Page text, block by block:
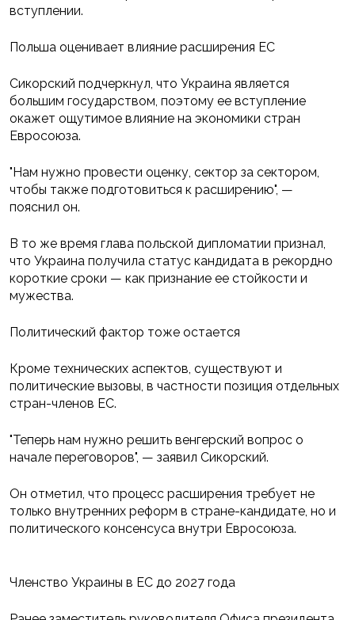
вступлении.
Польша оценивает влияние расширения ЕС
Сикорский подчеркнул, что Украина является
большим государством, поэтому ее вступление
окажет ощутимое влияние на экономики стран
Евросоюза.
"Нам нужно провести оценку, сектор за сектором,
чтобы также подготовиться к расширению", —
пояснил он.
В то же время глава польской дипломатии признал,
что Украина получила статус кандидата в рекордно
короткие сроки — как признание ее стойкости и
мужества.
Политический фактор тоже остается
Кроме технических аспектов, существуют и
политические вызовы, в частности позиция отдельных
стран-членов ЕС.
"Теперь нам нужно решить венгерский вопрос о
начале переговоров", — заявил Сикорский.
Он отметил, что процесс расширения требует не
только внутренних реформ в стране-кандидате, но и
политического консенсуса внутри Евросоюза.
Членство Украины в ЕС до 2027 года